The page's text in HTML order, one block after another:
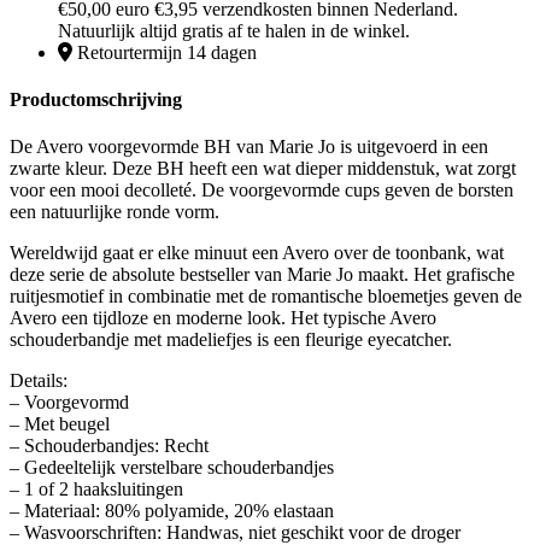
€50,00 euro €3,95 verzendkosten binnen Nederland.
Natuurlijk altijd gratis af te halen in de winkel.
Retourtermijn 14 dagen
Productomschrijving
De Avero voorgevormde BH van Marie Jo is uitgevoerd in een
zwarte kleur. Deze BH heeft een wat dieper middenstuk, wat zorgt
voor een mooi decolleté. De voorgevormde cups geven de borsten
een natuurlijke ronde vorm.
Wereldwijd gaat er elke minuut een Avero over de toonbank, wat
deze serie de absolute bestseller van Marie Jo maakt. Het grafische
ruitjesmotief in combinatie met de romantische bloemetjes geven de
Avero een tijdloze en moderne look. Het typische Avero
schouderbandje met madeliefjes is een fleurige eyecatcher.
Details:
– Voorgevormd
– Met beugel
– Schouderbandjes: Recht
– Gedeeltelijk verstelbare schouderbandjes
– 1 of 2 haaksluitingen
– Materiaal: 80% polyamide, 20% elastaan
– Wasvoorschriften: Handwas, niet geschikt voor de droger